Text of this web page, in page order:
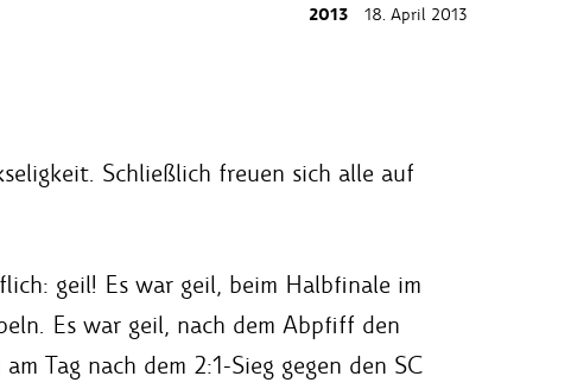
2013 18. April 2013
Schließlich freuen sich alle auf
geil! Es war geil, beim Halbfinale im
Es war geil, nach dem Abpfiff den
Tag nach dem 2:1-Sieg gegen den SC